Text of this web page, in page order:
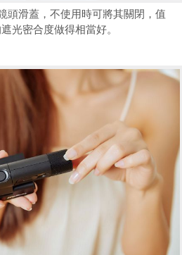
頭滑蓋，不使用時可將其關閉，值
光密合度做得相當好。